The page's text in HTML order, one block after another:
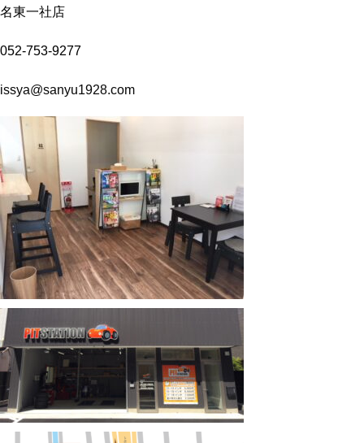
名東一社店
052-753-9277
issya@sanyu1928.com